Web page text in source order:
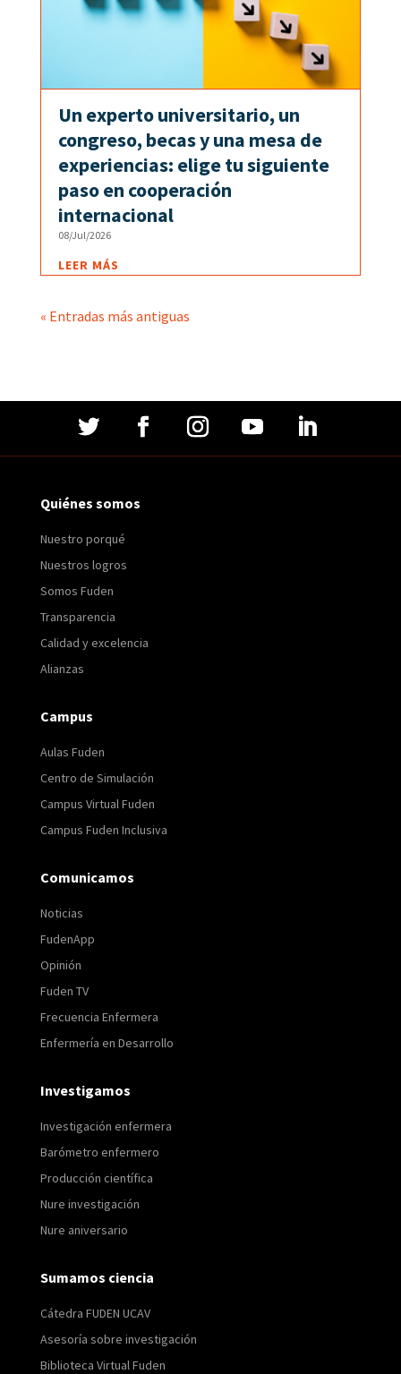
Un experto universitario, un
congreso, becas y una mesa de
experiencias: elige tu siguiente
paso en cooperación
internacional
08/Jul/2026
LEER MÁS
« Entradas más antiguas
Quiénes somos
Nuestro porqué
Nuestros logros
Somos Fuden
Transparencia
Calidad y excelencia
Alianzas
Campus
Aulas Fuden
Centro de Simulación
Campus Virtual Fuden
Campus Fuden Inclusiva
Comunicamos
Noticias
FudenApp
Opinión
Fuden TV
Frecuencia Enfermera
Enfermería en Desarrollo
Investigamos
Investigación enfermera
Barómetro enfermero
Producción científica
Nure investigación
Nure aniversario
Sumamos ciencia
Cátedra FUDEN UCAV
Asesoría sobre investigación
Biblioteca Virtual Fuden